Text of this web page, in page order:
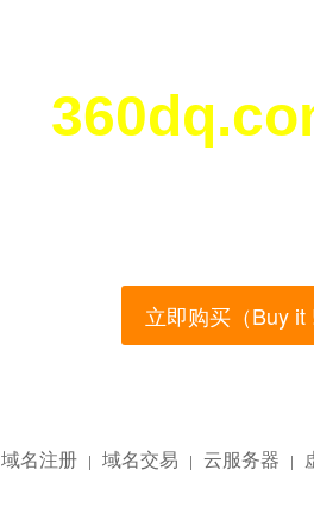
立即购买（Buy it !
域名注册 | 域名交易 | 云服务器 |